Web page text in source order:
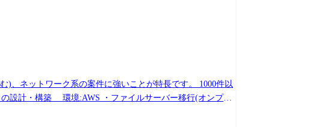
)、ネットワーク系の案件に強いことが特長です。 1000件以